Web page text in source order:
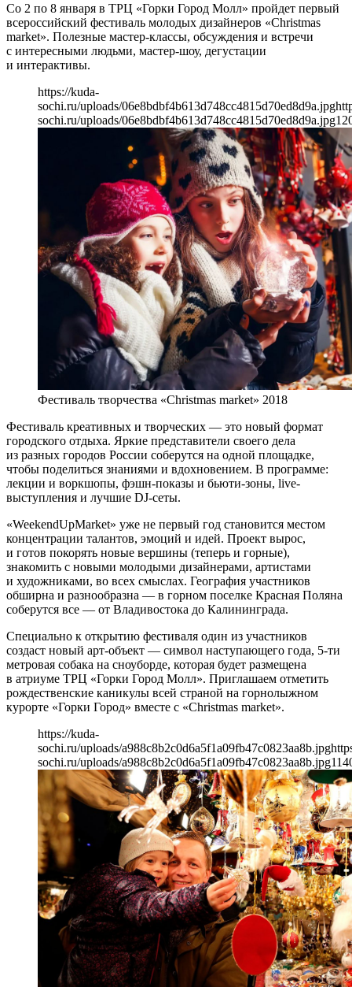
Со 2 по 8 января в ТРЦ «Горки Город Молл» пройдет первый
всероссийский фестиваль молодых дизайнеров «Christmas
market». Полезные мастер-классы, обсуждения и встречи
с интересными людьми, мастер-шоу, дегустации
и интерактивы.
https://kuda-
sochi.ru/uploads/06e8bdbf4b613d748cc4815d70ed8d9a.jpg
sochi.ru/uploads/06e8bdbf4b613d748cc4815d70ed8d9a.jpg
Фестиваль творчества «Christmas market» 2018
Фестиваль креативных и творческих — это новый формат
городского отдыха. Яркие представители своего дела
из разных городов России соберутся на одной площадке,
чтобы поделиться знаниями и вдохновением. В программе:
лекции и воркшопы, фэшн-показы и бьюти-зоны, live-
выступления и лучшие DJ-сеты.
«WeekendUpMarket» уже не первый год становится местом
концентрации талантов, эмоций и идей. Проект вырос,
и готов покорять новые вершины (теперь и горные),
знакомить с новыми молодыми дизайнерами, артистами
и художниками, во всех смыслах. География участников
обширна и разнообразна — в горном поселке Красная Поляна
соберутся все — от Владивостока до Калининграда.
Специально к открытию фестиваля один из участников
создаст новый арт-объект — символ наступающего года, 5-ти
метровая собака на сноуборде, которая будет размещена
в атриуме ТРЦ «Горки Город Молл». Приглашаем отметить
рождественские каникулы всей страной на горнолыжном
курорте «Горки Город» вместе с «Christmas market».
https://kuda-
sochi.ru/uploads/a988c8b2c0d6a5f1a09fb47c0823aa8b.jpg
sochi.ru/uploads/a988c8b2c0d6a5f1a09fb47c0823aa8b.jpg